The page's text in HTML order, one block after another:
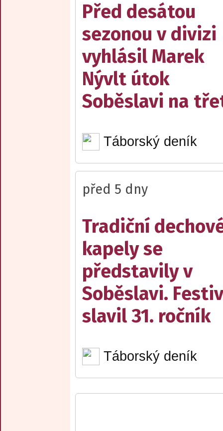
Před desátou
sezonou v divizi
vyhlásil Marek
Nývlt útok
Soběslavi na
Táborský deník
před 5 dny
Tradiční
kapely se
představily v
Soběslavi.
slavil 31. ročník
Táborský deník